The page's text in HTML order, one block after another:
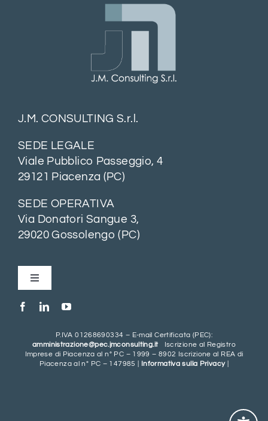
J.M. CONSULTING S.r.l.
SEDE LEGALE
Viale Pubblico Passeggio, 4
29121 Piacenza (PC)
SEDE OPERATIVA
Via Donatori Sangue 3,
29020 Gossolengo (PC)
Toggle
Navigation
HOME
SOLUZIONI
P.IVA 01268690334 – E-mail Certificata (PEC):
amministrazione@pec.jmconsulting.it
Iscrizione al Registro
Imprese di Piacenza al n° PC – 1999 – 8902 Iscrizione al REA di
Piacenza al n° PC – 147985 |
Informativa sulla Privacy|